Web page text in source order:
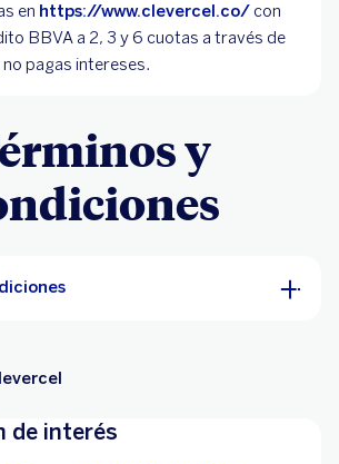
en https://www.clevercel.co/ con
BBVA a 2, 3 y 6 cuotas a través de
pagas intereses.
y
de interés